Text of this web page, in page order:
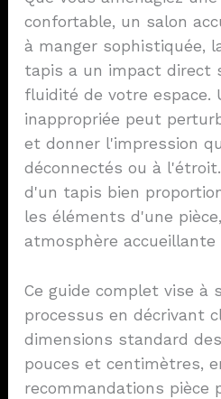
confortable, un salon
à manger sophistiquée,
tapis a un impact direct
fluidité de votre espace.
inappropriée peut
et donner l'impression
déconnectés ou à
d'un tapis bien
les éléments d'une
atmosphère accueillante
Ce guide complet vise à
processus en décrivant
dimensions standard
pouces et centimètres,
recommandations pièce